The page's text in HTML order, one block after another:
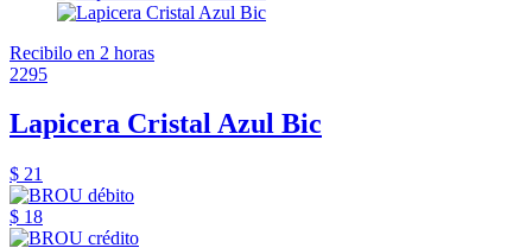
Recibilo en 2 horas
2295
Lapicera Cristal Azul Bic
$ 21
$ 18